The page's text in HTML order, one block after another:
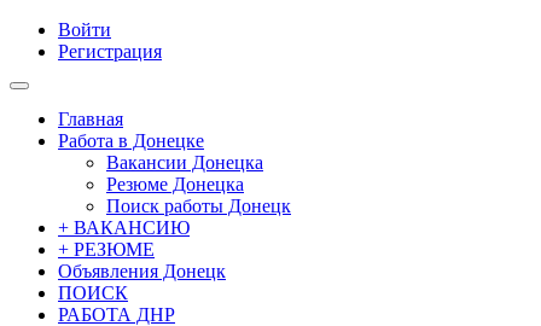
Войти
Регистрация
Главная
Работа в Донецке
Вакансии Донецка
Резюме Донецка
Поиск работы Донецк
+ ВАКАНСИЮ
+ РЕЗЮМЕ
Объявления Донецк
ПОИСК
РАБОТА ДНР